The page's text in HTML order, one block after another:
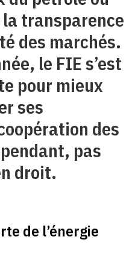
transparence
des marchés.
le FIE s’est
pour mieux
ses
des
pas
droit.
de l’énergie